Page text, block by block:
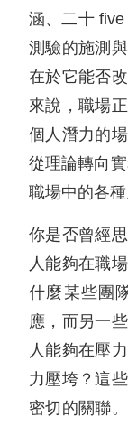
涵、二十
測驗的施測
在於它能否
來說，職場
個人潛力的
從理論轉向
職場中的各種
你是否曾經
人能夠在職
什麼某些團
應，而另一
人能夠在壓
力壓垮？這
密切的關聯